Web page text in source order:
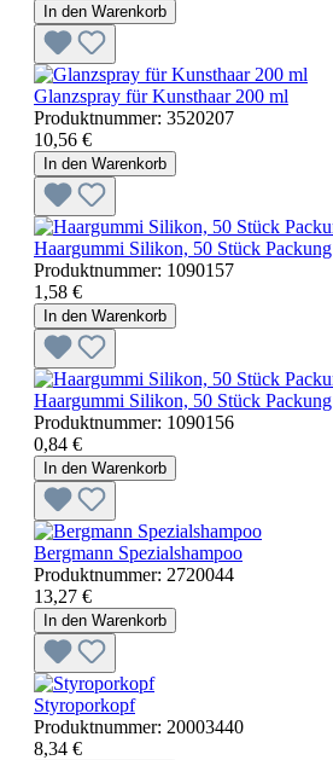
In den Warenkorb
Glanzspray für Kunsthaar 200 ml
Produktnummer: 3520207
10,56 €
In den Warenkorb
Haargummi Silikon, 50 Stück Packung
Produktnummer: 1090157
1,58 €
In den Warenkorb
Haargummi Silikon, 50 Stück Packung
Produktnummer: 1090156
0,84 €
In den Warenkorb
Bergmann Spezialshampoo
Produktnummer: 2720044
13,27 €
In den Warenkorb
Styroporkopf
Produktnummer: 20003440
8,34 €